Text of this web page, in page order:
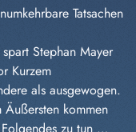
Tatsachen
Stephan Mayer
Kurzem
als ausgewogen.
kommen